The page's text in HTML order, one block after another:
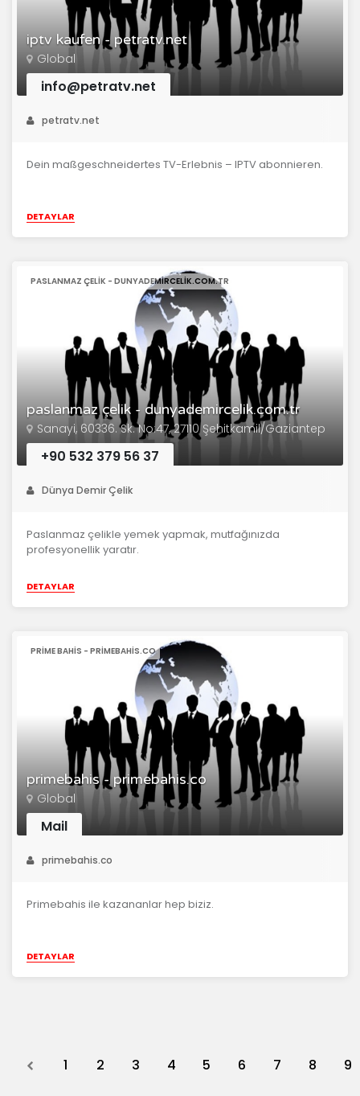
iptv kaufen - petratv.net
Global
info@petratv.net
petratv.net
Dein maßgeschneidertes TV-Erlebnis – IPTV abonnieren.
DETAYLAR
paslanmaz çelik - dunyademircelik.com.tr
PASLANMAZ ÇELIK - DUNYADEMIRCELIK.COM.TR
Sanayi, 60336. Sk. No:47, 27110 Şehitkamil/Gaziantep
+90 532 379 56 37
Dünya Demir Çelik
Paslanmaz çelikle yemek yapmak, mutfağınızda
profesyonellik yaratır.
DETAYLAR
primebahis - primebahis.co
PRIME BAHIS - PRIMEBAHIS.CO
Global
Mail
primebahis.co
Primebahis ile kazananlar hep biziz.
DETAYLAR
Previous
1 2 3 4 5 6 7 8 9